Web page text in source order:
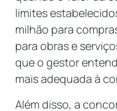
limites
milhão para
para obras e
que o gestor
mais adequada à
Além disso, a